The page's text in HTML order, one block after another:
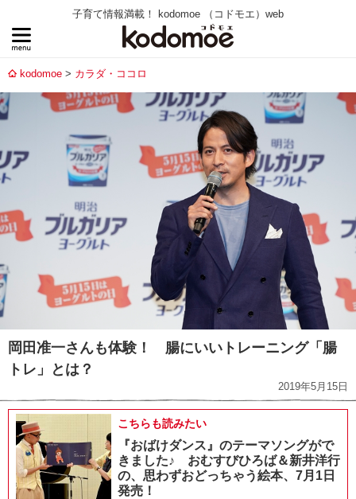
子育て情報満載！ kodomoe （コドモエ）web
kodomoe カラダ・ココロ
岡田准一さんも体験！ 腸にいいトレーニング「腸
トレ」とは？
2019年5月15日
こちらも読みたい
『おばけダンス』のテーマソングがで
きました♪ おむすびひろば＆新井洋行
の、思わずおどっちゃう絵本、7月1日
発売！